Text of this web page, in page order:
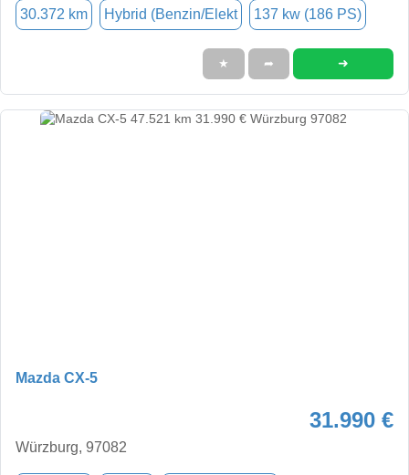
30.372 km Hybrid (Benzin/Elekt 137 kw (186 PS)
★ ➦ ➜
Mazda CX-5
31.990 €
Würzburg, 97082